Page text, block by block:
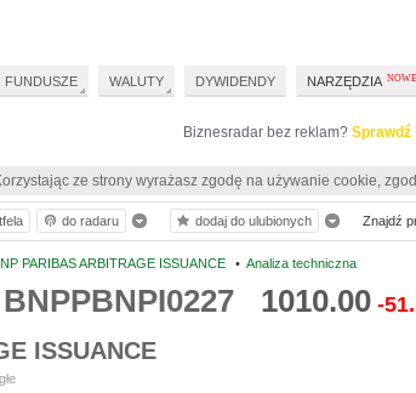
Biznesradar bez reklam? Sprawdź
ze strony wyrażasz zgodę na używanie cookie,
PARIBAS ARBITRAGE ISSUANCE • Analiza techniczna
1010.00 -
ISSUANCE
do radaru dodaj do ulubionych Znajdź
FUNDUSZE WALUTY DYWIDENDY NARZĘDZIA